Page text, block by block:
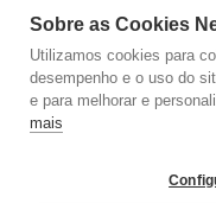
Sobre as Cookies
Utilizamos cookies para
desempenho e o uso do
e para melhorar e
mais